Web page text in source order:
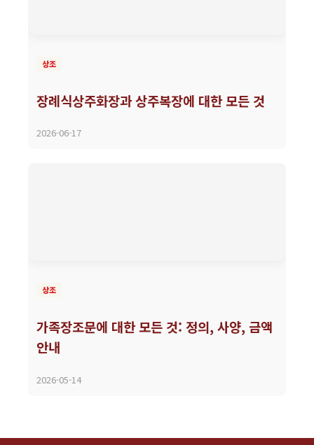
상조
장례식상주화장과 상주복장에 대한 모든 것
2026-06-17
상조
가족장조문에 대한 모든 것: 정의, 사양, 금액
안내
2026-05-14